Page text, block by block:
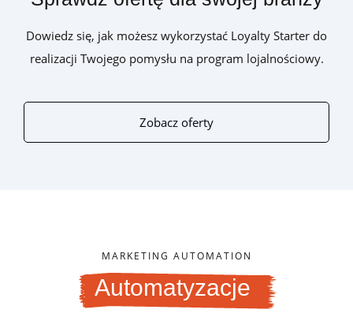
Dowiedz się, jak możesz wykorzystać Loyalty Starter do
realizacji Twojego pomysłu na program lojalnościowy.
Zobacz oferty
MARKETING AUTOMATION
Automatyzacje